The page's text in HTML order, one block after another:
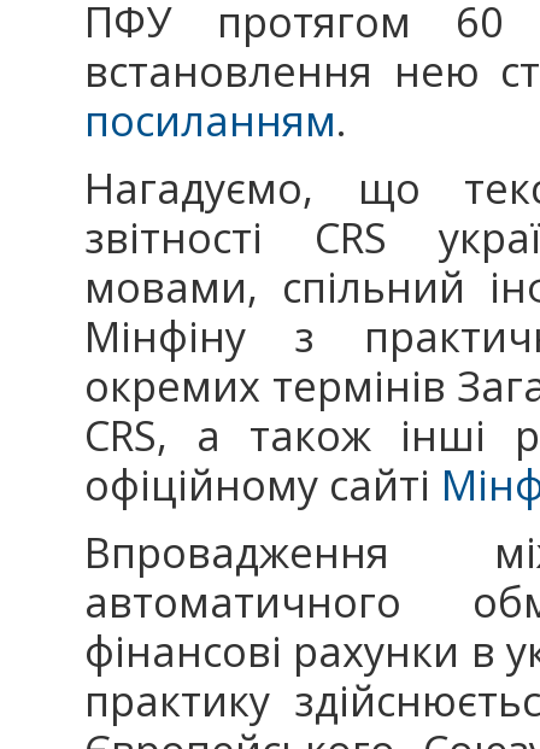
ПФУ протягом 60
встановлення нею
посиланням.
Нагадуємо, що
звітності CRS
мовами, спільний
Мінфіну з
окремих термінів
CRS, а також інші
офіційному сайті
Впровадження
автоматичного
фінансові рахунки в
практику